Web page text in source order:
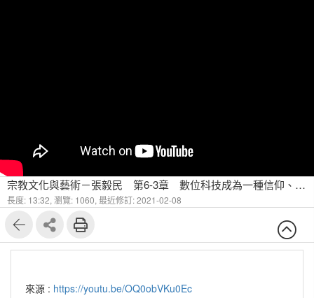
宗教文化與藝術－張毅民 第6-3章 數位科技成為一種信仰、甚至宗教(三)
長度: 13:32, 瀏覽: 1060, 最近修訂: 2021-02-08
來源 : https://youtu.be/OQ0obVKu0Ec